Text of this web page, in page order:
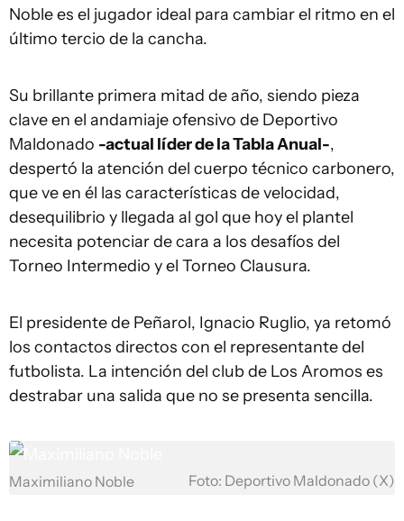
Noble es el jugador ideal para cambiar el ritmo en el
último tercio de la cancha.
Su brillante primera mitad de año, siendo pieza
clave en el andamiaje ofensivo de Deportivo
Maldonado -actual líder de la Tabla Anual-,
despertó la atención del cuerpo técnico carbonero,
que ve en él las características de velocidad,
desequilibrio y llegada al gol que hoy el plantel
necesita potenciar de cara a los desafíos del
Torneo Intermedio y el Torneo Clausura.
El presidente de Peñarol, Ignacio Ruglio, ya retomó
los contactos directos con el representante del
futbolista. La intención del club de Los Aromos es
destrabar una salida que no se presenta sencilla.
Maximiliano Noble Foto: Deportivo Maldonado (X)